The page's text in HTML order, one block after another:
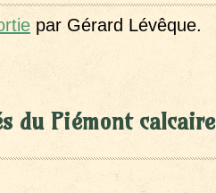
par Gérard Lévêque.
du Piémont calcaire